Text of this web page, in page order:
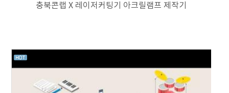
충북콘랩 X 레이저커팅기 아크릴램프 제작기